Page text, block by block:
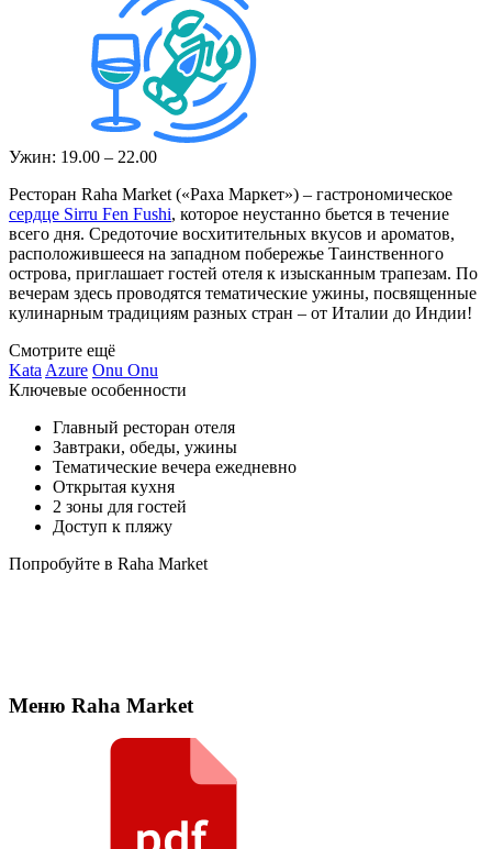
Ужин: 19.00 – 22.00
Ресторан Raha Market («Раха Маркет») – гастрономическое
сердце Sirru Fen Fushi, которое неустанно бьется в течение
всего дня. Средоточие восхитительных вкусов и ароматов,
расположившееся на западном побережье Таинственного
острова, приглашает гостей отеля к изысканным трапезам. По
вечерам здесь проводятся тематические ужины, посвященные
кулинарным традициям разных стран – от Италии до Индии!
Смотрите ещё
Kata Azure Onu Onu
Ключевые особенности
Главный ресторан отеля
Завтраки, обеды, ужины
Тематические вечера ежедневно
Открытая кухня
2 зоны для гостей
Доступ к пляжу
Попробуйте в Raha Market
Меню Raha Market